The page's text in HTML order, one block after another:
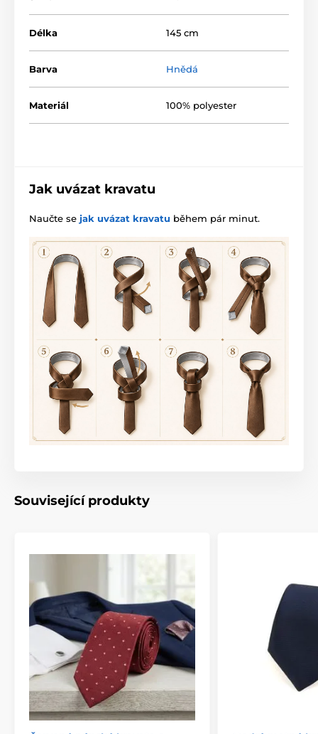
Délka 145 cm
Barva Hnědá
Materiál 100% polyester
Jak uvázat kravatu
Naučte se jak uvázat kravatu během pár minut.
Související produkty